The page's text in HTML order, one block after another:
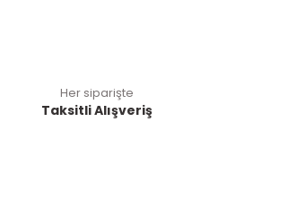
Her siparişte
Taksitli Alışveriş